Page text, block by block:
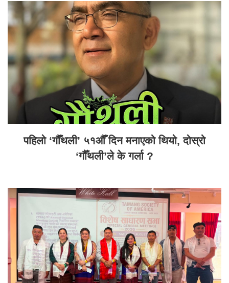
पहिलो ‘गौँथली’ ५१औँ दिन मनाएको थियो, दोस्रो
‘गौँथली’ले के गर्ला ?